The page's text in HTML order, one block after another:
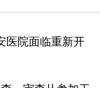
医院面临重新开